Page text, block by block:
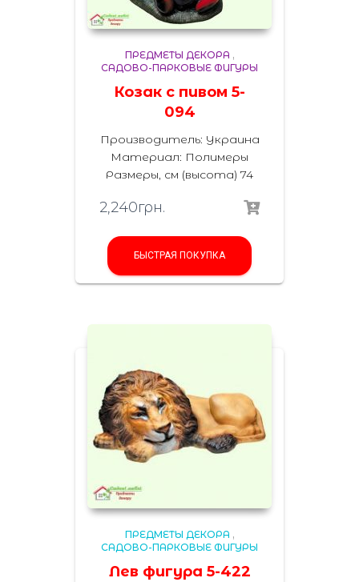
ПРЕДМЕТЫ ДЕКОРА ,
САДОВО-ПАРКОВЫЕ ФИГУРЫ
Козак с пивом 5-
094
Производитель: Украина
Материал: Полимеры
Размеры, см (высота) 74
2,240грн.
БЫСТРАЯ ПОКУПКА
ПРЕДМЕТЫ ДЕКОРА ,
САДОВО-ПАРКОВЫЕ ФИГУРЫ
Лев фигура 5-422